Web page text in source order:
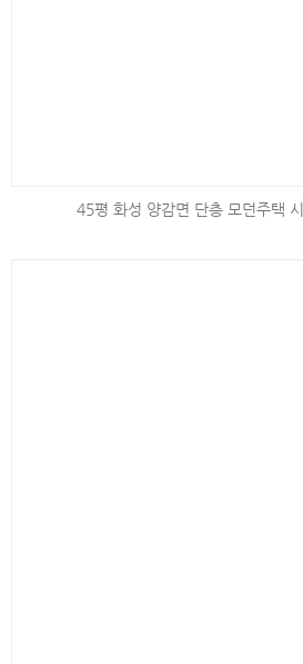
45평 화성 양감면 단층 모던주택